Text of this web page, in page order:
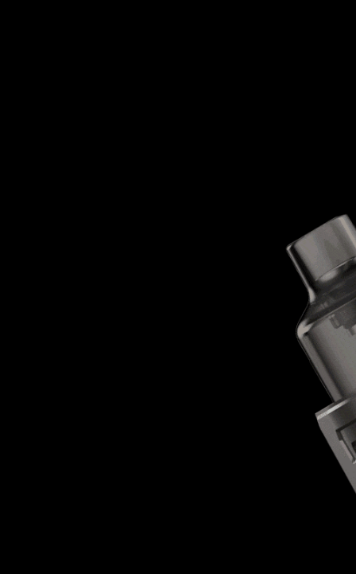
sensoryczne
w tworzeniu wydajności i estetyki
dotąd narodził się kompaktowy, ale
wrażenia zmysłowe dzięki nowym
trybowi ciekawego wyniku